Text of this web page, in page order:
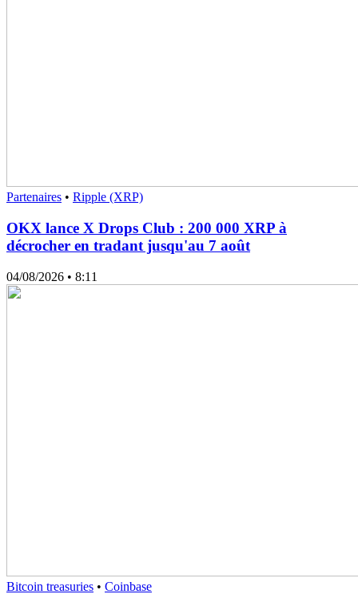
Partenaires • Ripple (XRP)
OKX lance X Drops Club : 200 000 XRP à
décrocher en tradant jusqu'au 7 août
04/08/2026 • 8:11
Bitcoin treasuries • Coinbase